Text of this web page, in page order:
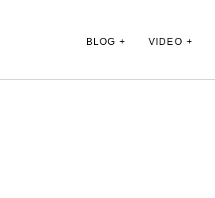
Main Menu
BLOG VIDEO